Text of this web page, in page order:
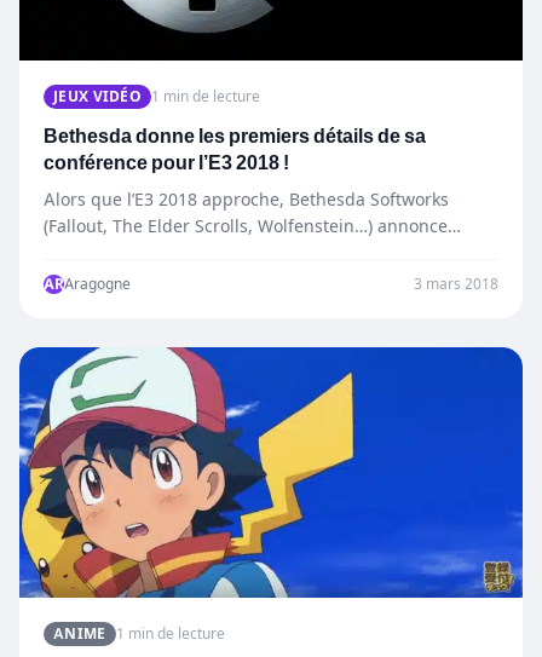
JEUX VIDÉO 1 min de lecture
Bethesda donne les premiers détails de sa
conférence pour l’E3 2018 !
Alors que l’E3 2018 approche, Bethesda Softworks
(Fallout, The Elder Scrolls, Wolfenstein…) annonce
ARAragogne 3 mars 2018
ANIME 1 min de lecture